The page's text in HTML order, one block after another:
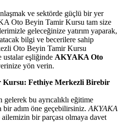
ve sektörde güçlü bir yer
Oto Beyin Tamir Kursu tam size
geleceğinize yatırım yaparak,
bilgi ve becerilere sahip
Oto Beyin Tamir Kursu
ustalar eşliğinde AKYAKA Oto
yön verin.
Fethiye Merkezli Birebir
bu ayrıcalıklı eğitime
bir adım öne geçebilirsiniz. AKYAKA
ailemizin bir parçası olmaya davet